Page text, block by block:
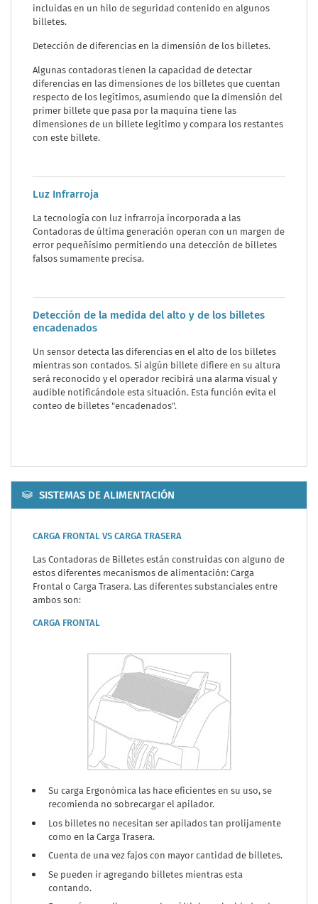
incluidas en un hilo de seguridad contenido en algunos
billetes.
Detección de diferencias en la dimensión de los billetes.
Algunas contadoras tienen la capacidad de detectar
diferencias en las dimensiones de los billetes que cuentan
respecto de los legítimos, asumiendo que la dimensión del
primer billete que pasa por la maquina tiene las
dimensiones de un billete legitimo y compara los restantes
con este billete.
Luz Infrarroja
La tecnología con luz infrarroja incorporada a las
Contadoras de última generación operan con un margen de
error pequeñísimo permitiendo una detección de billetes
falsos sumamente precisa.
Detección de la medida del alto y de los billetes
encadenados
Un sensor detecta las diferencias en el alto de los billetes
mientras son contados. Si algún billete difiere en su altura
será reconocido y el operador recibirá una alarma visual y
audible notificándole esta situación. Esta función evita el
conteo de billetes "encadenados".
SISTEMAS DE ALIMENTACIÓN
CARGA FRONTAL VS CARGA TRASERA
Las Contadoras de Billetes están construidas con alguno de
estos diferentes mecanismos de alimentación: Carga
Frontal o Carga Trasera. Las diferentes substanciales entre
ambos son:
CARGA FRONTAL
Su carga Ergonómica las hace eficientes en su uso, se
recomienda no sobrecargar el apilador.
Los billetes no necesitan ser apilados tan prolijamente
como en la Carga Trasera.
Cuenta de una vez fajos con mayor cantidad de billetes.
Se pueden ir agregando billetes mientras esta
contando.